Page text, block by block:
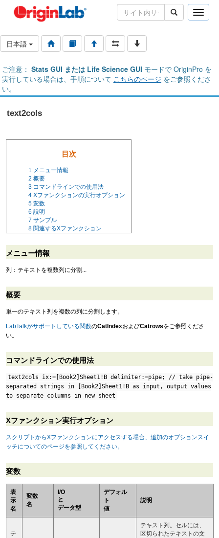
Toggle
日本語
ご注意： Stats GUI または Life Science GUI モードで OriginPro を
実行している場合は、手順について こちらのページ をご参照くださ
い。
text2cols
目次
1 メニュー情報
2 概要
3 コマンドラインでの使用法
4 Xファンクションの実行オプション
5 変数
6 説明
7 サンプル
8 関連するXファンクション
メニュー情報
列：テキストを複数列に分割...
概要
単一のテキスト列を複数の列に分割します。
LabTalkがサポートしている関数のCatIndexおよびCatrowsをご参照くださ
い。
コマンドラインでの使用法
text2cols ix:=[Book2]Sheet1!B delimiter:=pipe; // take pipe-
separated strings in [Book2]Sheet1!B as input, output values
to separate columns in new sheet
Xファンクション実行オプション
スクリプトからXファンクションにアクセスする場合、追加のオプションスイ
ッチについてのページを参照してください。
変数
表
示
名
変数
名
I/O
と
データ型
デフォル
ト
値
説明
テ
テキスト列。セルには、
区切られたテキストの文